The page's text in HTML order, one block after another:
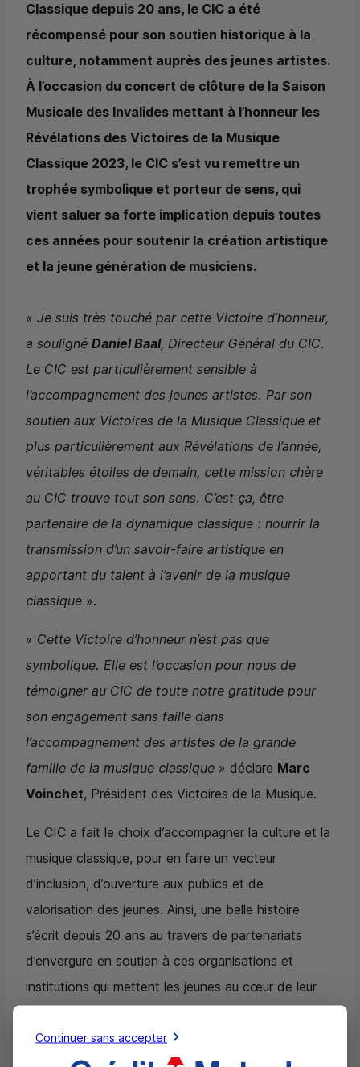
Classique depuis 20 ans, le CIC a été
récompensé pour son soutien historique à la
culture, notamment auprès des jeunes artistes.
À l’occasion du concert de clôture de la Saison
Musicale des Invalides mettant à l’honneur les
Révélations des Victoires de la Musique
Classique 2023, le CIC s’est vu remettre un
trophée symbolique et porteur de sens, qui
vient saluer sa forte implication depuis toutes
ces années pour soutenir la création artistique
et la jeune génération de musiciens.
« Je suis très touché par cette Victoire d’honneur,
a souligné Daniel Baal, Directeur Général du CIC.
Le CIC est particulièrement sensible à
l’accompagnement des jeunes artistes. Par son
soutien aux Victoires de la Musique Classique et
plus particulièrement aux Révélations de l’année,
véritables étoiles de demain, cette mission chère
au CIC trouve tout son sens. C’est ça, être
partenaire de la dynamique classique : nourrir la
transmission d’un savoir-faire artistique en
apportant du talent à l’avenir de la musique
classique ».
« Cette Victoire d’honneur n’est pas que
symbolique. Elle est l’occasion pour nous de
témoigner au CIC de toute notre gratitude pour
son engagement sans faille dans
l’accompagnement des artistes de la grande
famille de la musique classique » déclare Marc
Voinchet, Président des Victoires de la Musique.
Le CIC a fait le choix d’accompagner la culture et la
musique classique, pour en faire un vecteur
d’inclusion, d’ouverture aux publics et de
valorisation des jeunes. Ainsi, une belle histoire
s’écrit depuis 20 ans au travers de partenariats
d’envergure en soutien à ces organisations et
institutions qui mettent les jeunes au cœur de leur
Continuer sans accepter